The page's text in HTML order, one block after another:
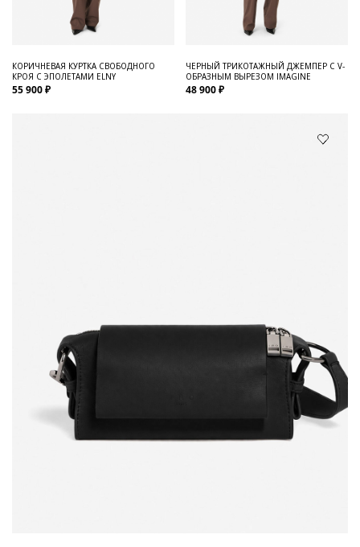
КОРИЧНЕВАЯ КУРТКА СВОБОДНОГО
КРОЯ С ЭПОЛЕТАМИ ELNY
55 900 ₽
ЧЕРНЫЙ ТРИКОТАЖНЫЙ ДЖЕМПЕР С V-
ОБРАЗНЫМ ВЫРЕЗОМ IMAGINE
48 900 ₽